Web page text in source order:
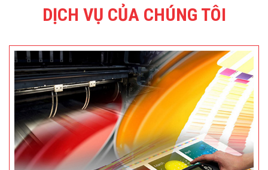
DỊCH VỤ CỦA CHÚNG TÔI